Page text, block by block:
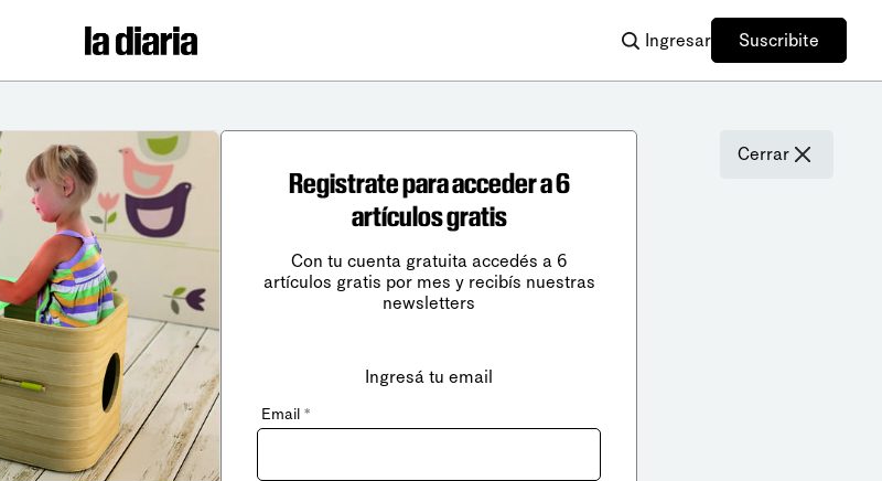
Ingresar Suscribite
Cerrar
Registrate para acceder a 6
artículos gratis
Con tu cuenta gratuita accedés a 6
artículos gratis por mes y recibís nuestras
newsletters
Ingresá tu email
Email *